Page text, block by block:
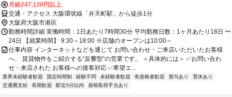
月給247,120円以上
交通・アクセス 大阪環状線「弁天町駅」から徒歩1分
大阪府大阪市港区
勤務時間詳細 実働時間：1日あたり7時間30分 平均勤務日数：1ヶ月あたり18日 〜
24日 【就業時間】 9:30～18:00 ※店舗のオープンは10:00～
仕事内容 インターネットなどを通じて お問い合わせ・ご来店いただいたお客様
へ、 賃貸物件をご紹介する“反響型”の営業です。 ＜具体的には＞ ✅お問い合わ
せ・来店された お客様への接客対応 ✅希望エ...
業界未経験者歓迎 固定時間制 経験不問 未経験者歓迎 有資格者歓迎 賞与あり
育休あり
交通費支給
長期歓迎 駅近5分以内 資格取得手当あり